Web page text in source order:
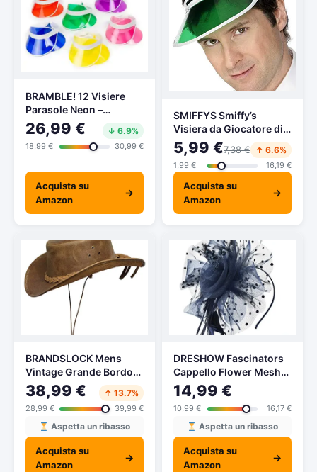
BRAMBLE! 12 Visiere
Parasole Neon –
Transparente – Donna &
Uomo – Sun Visor cap
per Pub, Golf, Tennis,
Casinò e Altro.
26,99 € ↓ 6.9%
18,99 € 30,99 €
Acquista su
Amazon
→
SMIFFYS Smiffy’s
Visiera da Giocatore di
Poker, Verde Custodia
per Adulti, Colore
Dorato, Taglia Unica,
31706
5,99 €7,38 € ↑ 6.6%
1,99 € 16,19 €
Acquista su
Amazon
→
BRANDSLOCK Mens
Vintage Grande Bordo
del Cowboy Australiano
di Stile Occidentale
Bush Cappello con Chin
Cord (Marron, 2XL)
38,99 € ↑ 13.7%
28,99 € 39,99 €
Aspetta un ribasso
Acquista su
Amazon
→
DRESHOW Fascinators
Cappello Flower Mesh
Nastri Piume su una
fascia e una clip a
forcella Cocktail Tea
Party Copricapo per
ragazze e donne
14,99 €
10,99 € 16,17 €
Aspetta un ribasso
Acquista su
Amazon
→